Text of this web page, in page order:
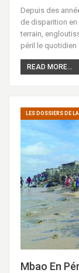
Depuis des
de disparition en
terrain,
péril le quotidien
READ MORE...
Mbao En